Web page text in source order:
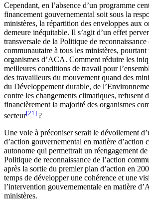
Cependant, en l’absence d’un programme
financement gouvernemental soit sous la
ministères, la répartition des enveloppes aux
demeure inéquitable. Il s’agit d’un effet
transversale de la Politique de reconnaissance
communautaire à tous les ministères,
organismes d’ACA. Comment réduire les
meilleures conditions de travail pour
des travailleurs du mouvement quand des
du Développement durable, de
contre les changements climatiques, refusent
financièrement la majorité des organismes
secteur[21] ?
Une voie à préconiser serait le dévoilement
d’action gouvernemental en matière d’action
autonome qui permettrait un réengagement de
Politique de reconnaissance de l’action
après la sortie du premier plan d’action en
temps de développer une cohérence et une
l’intervention gouvernementale en matière
ministères.